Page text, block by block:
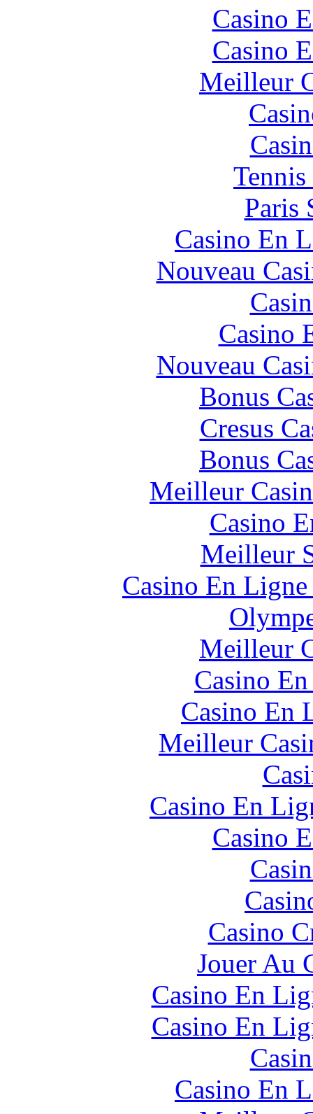
Casino
Casino
Meilleur
Paris
Casino En
Nouveau
Casino
Nouveau
Bonus
Cresus
Bonus
Meilleur
Casino
Meilleur
Casino En
Meilleur
Casino
Casino En
Meilleur
Casino En
Casino
Casino
Jouer Au
Casino En
Casino En
Casino En